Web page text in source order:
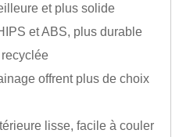
et plus solide
et ABS, plus durable
offrent plus de choix
lisse, facile à couler